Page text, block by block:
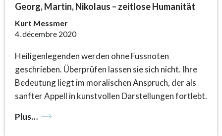
Georg, Martin, Nikolaus – zeitlose Humanität
Kurt Messmer
4. décembre 2020
Heiligenlegenden werden ohne Fussnoten
geschrieben. Überprüfen lassen sie sich nicht. Ihre
Bedeutung liegt im moralischen Anspruch, der als
sanfter Appell in kunstvollen Darstellungen fortlebt.
Plus…